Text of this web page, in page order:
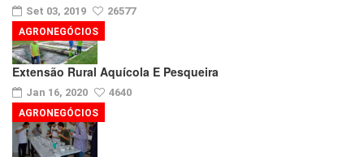
Set 03, 2019 26577
Extensão Rural Aquícola E Pesqueira
Jan 16, 2020 4640
AGRONEGÓCIOS
AGRONEGÓCIOS